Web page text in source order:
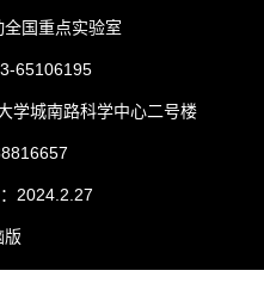
国重点实验室
65106195
学城南路科学中心二号楼
2024 2 27
版